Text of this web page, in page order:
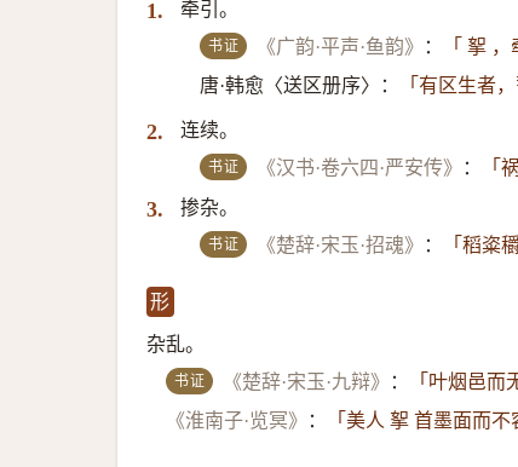
1. 牵引。
书证 《广韵·平声·鱼韵》 ：
「 挐 ，
唐·韩愈〈送区册序〉：
「有区生者
2. 连续。
书证 《汉书·卷六四·严安传》 ： 「
3. 掺杂。
书证 《楚辞·宋玉·招魂》 ： 「稻粢
形
杂乱。
书证 《楚辞·宋玉·九辩》 ：
「叶烟邑而
《淮南子·览冥》
： 「美人 挐 首墨面而